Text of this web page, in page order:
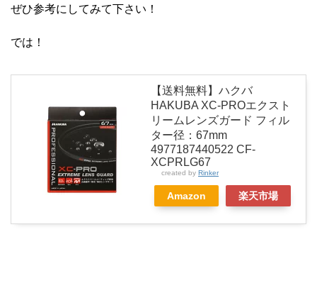
ぜひ参考にしてみて下さい！
では！
【送料無料】ハクバ
HAKUBA XC-PROエクスト
リームレンズガード フィル
ター径：67mm
4977187440522 CF-
XCPRLG67
created by Rinker
Amazon 楽天市場